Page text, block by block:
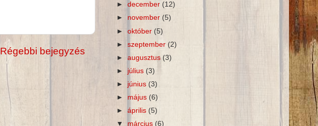
Régebbi bejegyzés
►december (12)
► november (5)
►október (5)
►szeptember(2)
►augusztus(3)
► július (3)
► június (3)
► május (6)
►április (5)
▼ március (6)